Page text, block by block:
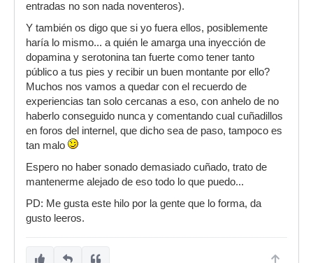
entradas no son nada noventeros).
Y también os digo que si yo fuera ellos, posiblemente
haría lo mismo... a quién le amarga una inyección de
dopamina y serotonina tan fuerte como tener tanto
público a tus pies y recibir un buen montante por ello?
Muchos nos vamos a quedar con el recuerdo de
experiencias tan solo cercanas a eso, con anhelo de no
haberlo conseguido nunca y comentando cual cuñadillos
en foros del internel, que dicho sea de paso, tampoco es
tan malo
Espero no haber sonado demasiado cuñado, trato de
mantenerme alejado de eso todo lo que puedo...
PD: Me gusta este hilo por la gente que lo forma, da
gusto leeros.